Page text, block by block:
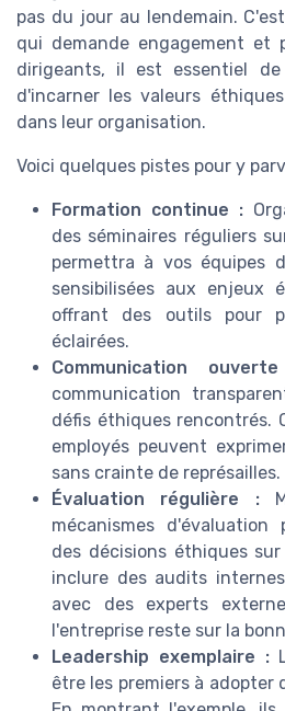
pas du jour au lendemain.
qui demande engagement et
dirigeants, il est essentiel
d'incarner les valeurs
dans leur organisation.
Voici quelques pistes pour y
Formation continue :
des séminaires réguliers
permettra à vos équipes
sensibilisées aux enjeux
offrant des outils pour
éclairées.
Communication
communication
défis éthiques rencontrés.
employés peuvent
sans crainte de représailles.
Évaluation régulière :
mécanismes d'évaluation
des décisions éthiques
inclure des audits
avec des experts
l'entreprise reste sur la
Leadership exemplaire :
être les premiers à adopter